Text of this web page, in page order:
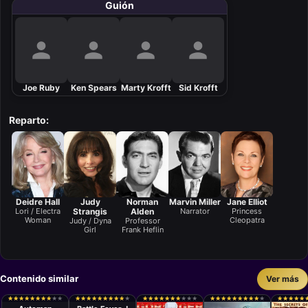
Guión
Joe Ruby Ken Spears Marty Krofft Sid Krofft
Reparto:
Deidre Hall
Lori / Electra
Woman
Judy
Strangis
Judy / Dyna
Girl
Norman
Alden
Professor
Frank Heflin
Marvin Miller
Narrator
Jane Elliot
Princess
Cleopatra
Contenido similar Ver más
★
★★
★★
★★
★★
★★
★★
★★
★★
★ ★
★
Kim Manners,
Winrich Kolbe
★
★★
★★
★★
★★
★★
★★
★★
★★
★★
★
Koichi
Takemoto,
★
★★
★★
★★
★★
★★
★★
★★
★ ★
★ ★
★ ★
★★
★★
★★
★★
★★
★★
★★
★★
★★
★ ★
★★
★★
★★
★★
★